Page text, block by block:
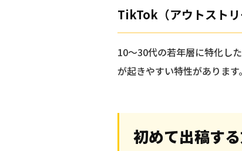
TikTok（アウトストリ
10〜30代の若年層に特化し
が起きやすい特性がありま
初めて出稿す